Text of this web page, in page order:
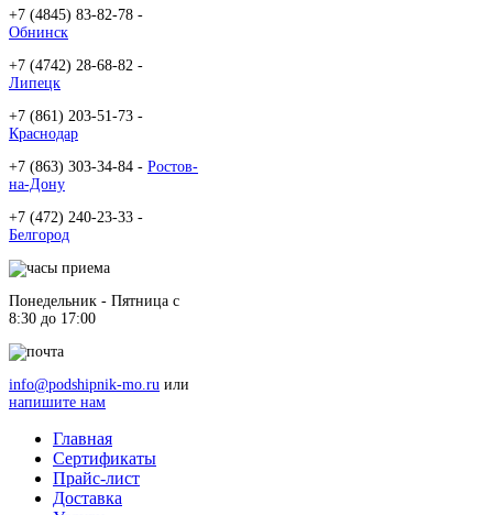
+7 (4845) 83-82-78 -
Обнинск
+7 (4742) 28-68-82 -
Липецк
+7 (861) 203-51-73 -
Краснодар
+7 (863) 303-34-84 - Ростов-
на-Дону
+7 (472) 240-23-33 -
Белгород
Понедельник - Пятница c
8:30 до 17:00
info@podshipnik-mo.ru или
напишите нам
Главная
Сертификаты
Прайс-лист
Доставка